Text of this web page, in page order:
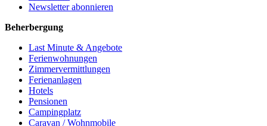
Newsletter abonnieren
Beherbergung
Last Minute & Angebote
Ferienwohnungen
Zimmervermittlungen
Ferienanlagen
Hotels
Pensionen
Campingplatz
Caravan / Wohnmobile